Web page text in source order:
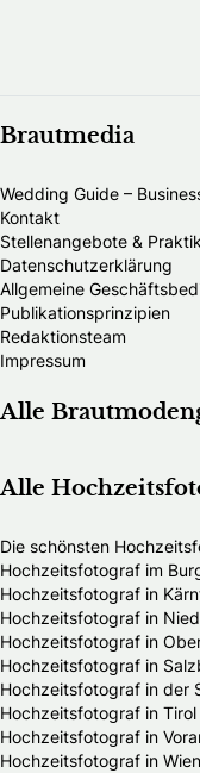
Brautmedia
Wedding Guide –
Kontakt
Stellenangebote &
Datenschutzerklärung
Allgemeine
Publikationsprinzipien
Redaktionsteam
Impressum
Alle
Alle
Die schönsten
Hochzeitsfotograf im
Hochzeitsfotograf in
Hochzeitsfotograf in
Hochzeitsfotograf in
Hochzeitsfotograf in
Hochzeitsfotograf in der
Hochzeitsfotograf in Tirol
Hochzeitsfotograf in
Hochzeitsfotograf in Wien